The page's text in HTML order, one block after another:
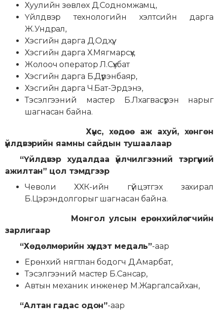
Хуулийн зөвлөх Д.Содномжамц,
Үйлдвэр технологийн хэлтсийн дарга
Ж.Ундрал,
Хэсгийн дарга Д.Одхүү,
Хэсгийн дарга Х.Мягмарсүх,
Жолооч оператор Л.Сүхбат
Хэсгийн дарга Б.Дүүрэнбаяр,
Хэсгийн дарга Ч.Бат-Эрдэнэ,
Тэсэлгээний мастер Б.Лхагвасүрэн нарыг
шагнасан байна.
Хүнс, хөдөө аж ахуй, хөнгөн
үйлдвэрийн яамны сайдын тушаалаар
“Үйлдвэр худалдаа үйлчилгээний тэргүүний
ажилтан” цол тэмдгээр
Чеволи ХХК-ийн гүйцэтгэх захирал
Б.Цэрэндолгорыг шагнасан байна.
Монгол улсын ерөнхийлөгчийн
зарлигаар
“Хөдөлмөрийн хүндэт медаль”-аар
Ерөнхий нягтлан бодогч Д.Амарбат,
Тэсэлгээний мастер Б.Сансар,
Автын механик инженер М.Жаргалсайхан,
“Алтан гадас одон”-аар